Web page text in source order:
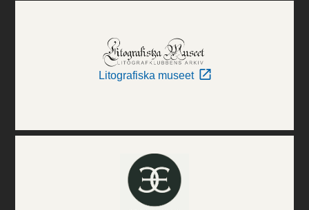
Litografiska museet